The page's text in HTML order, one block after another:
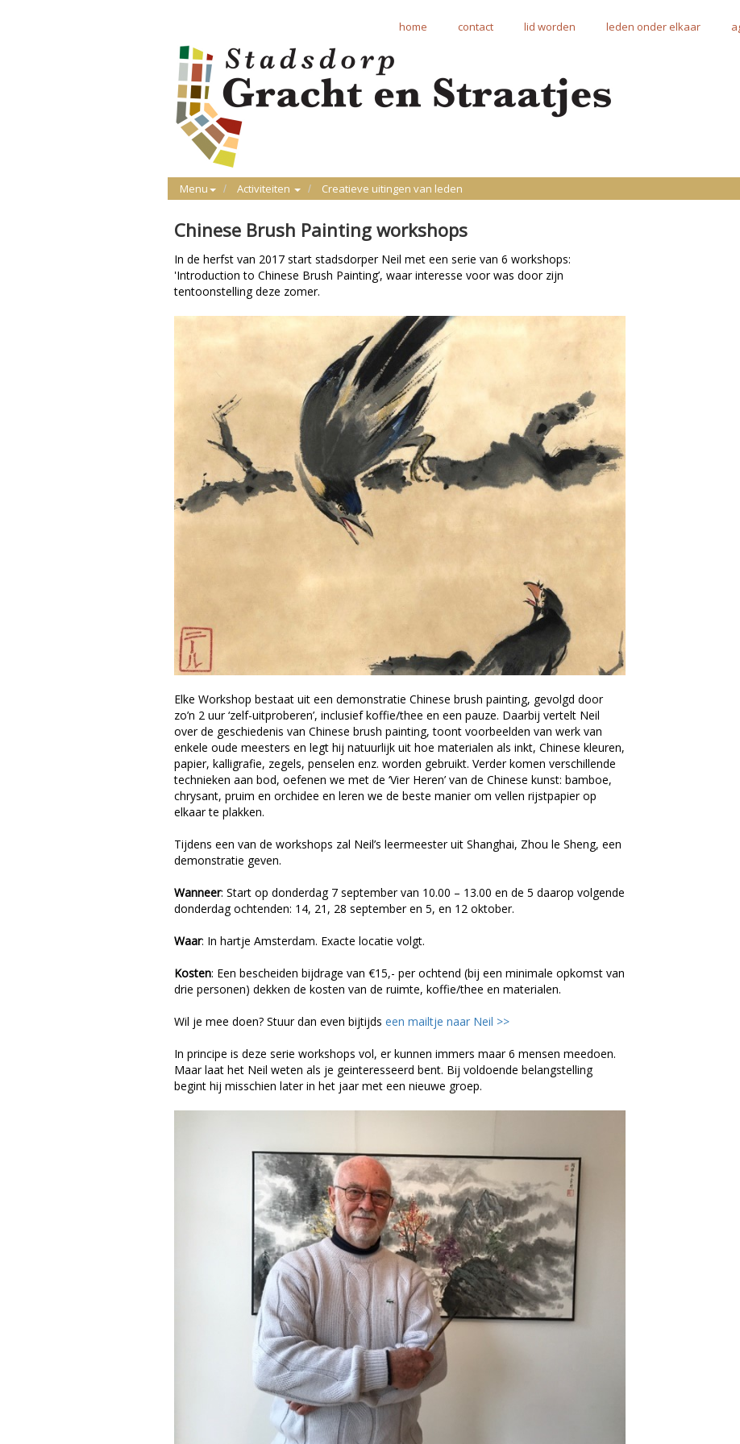
home contact lid worden leden onder elkaar
Menu Activiteiten Creatieve uitingen van leden
Chinese Brush Painting workshops
In de herfst van 2017 start stadsdorper Neil met een serie van 6 workshops:
'Introduction to Chinese Brush Painting’, waar interesse voor was door zijn
tentoonstelling deze zomer.
Elke Workshop bestaat uit een demonstratie Chinese brush painting, gevolgd door
zo’n 2 uur ‘zelf-uitproberen’, inclusief koffie/thee en een pauze. Daarbij vertelt Neil
over de geschiedenis van Chinese brush painting, toont voorbeelden van werk van
enkele oude meesters en legt hij natuurlijk uit hoe materialen als inkt, Chinese kleuren,
papier, kalligrafie, zegels, penselen enz. worden gebruikt. Verder komen verschillende
technieken aan bod, oefenen we met de ‘Vier Heren’ van de Chinese kunst: bamboe,
chrysant, pruim en orchidee en leren we de beste manier om vellen rijstpapier op
elkaar te plakken.
Tijdens een van de workshops zal Neil’s leermeester uit Shanghai, Zhou le Sheng, een
demonstratie geven.
Wanneer: Start op donderdag 7 september van 10.00 – 13.00 en de 5 daarop volgende
donderdag ochtenden: 14, 21, 28 september en 5, en 12 oktober.
Waar: In hartje Amsterdam. Exacte locatie volgt.
Kosten: Een bescheiden bijdrage van €15,- per ochtend (bij een minimale opkomst van
drie personen) dekken de kosten van de ruimte, koffie/thee en materialen.
Wil je mee doen? Stuur dan even bijtijds een mailtje naar Neil >>
In principe is deze serie workshops vol, er kunnen immers maar 6 mensen meedoen.
Maar laat het Neil weten als je geinteresseerd bent. Bij voldoende belangstelling
begint hij misschien later in het jaar met een nieuwe groep.